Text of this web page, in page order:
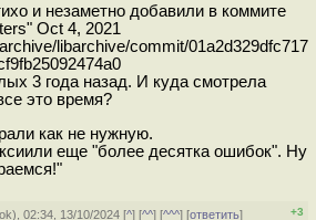
и незаметно добавили в коммите
Oct 4, 2021
libarchive/commit/01a2d329dfc717
3 года назад. И куда смотрела
это время?
как не нужную.
еще "более десятка ошибок". Ну
ok), 02:34, 13/10/2024 [^] [^^] [^^^] [ответить]
+3